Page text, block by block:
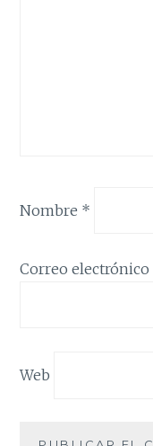
Nombre *
Correo electrónico
Web